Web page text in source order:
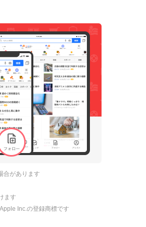
合があります
ます
Inc.の登録商標です